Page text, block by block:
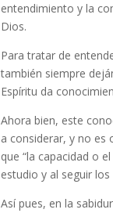
entendimiento y la
Dios.
Para tratar de
también siempre
Espíritu da
Ahora bien, este
a considerar, y no es
que “la capacidad o
estudio y al seguir
Así pues, en la